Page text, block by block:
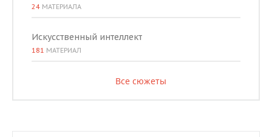
24 МАТЕРИАЛА
Искусственный интеллект
181 МАТЕРИАЛ
Все сюжеты